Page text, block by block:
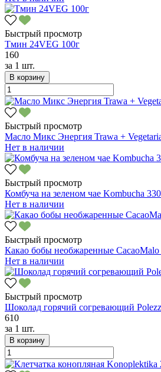
Быстрый просмотр
Тмин 24VEG 100г
160
за 1 шт.
В корзину
Быстрый просмотр
Масло Микс Энергия Trawa +
Нет в наличии
Быстрый просмотр
Комбуча на зеленом чае Kombucha
Нет в наличии
Быстрый просмотр
Какао бобы необжаренные CacaoMalo
Нет в наличии
Быстрый просмотр
Шоколад горячий согревающий
610
за 1 шт.
В корзину